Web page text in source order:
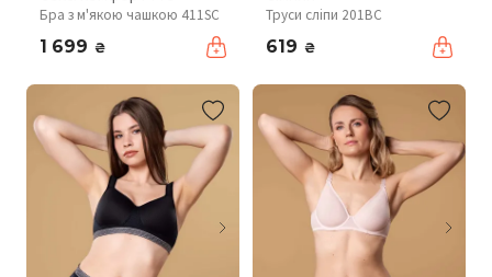
Бра з м'якою чашкою 411SC
1 699 ₴
Труси сліпи 201BC
619 ₴